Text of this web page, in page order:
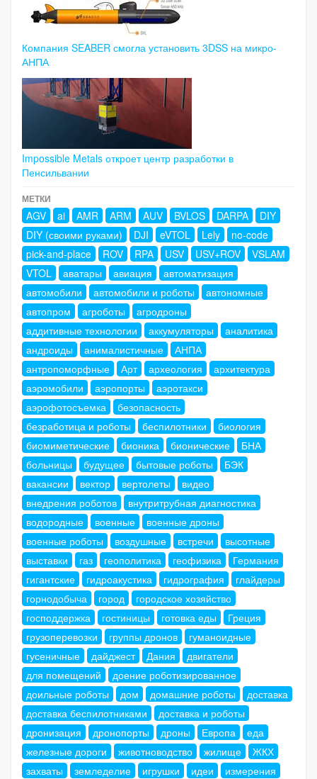
Компания SEABER смогла установить 3DSS на микро-
АНПА
Impossible Metals откроет центр разработки в
Пенсильвании
МЕТКИ
AGV ai AMR ARM AUV BVLOS DARPA
DIY
DIY (своими руками)
DJI eVTOL Lely
no-code
pick-and-place
ROV RPA USV USV+ROV
VSLAM
VTOL
аватары авиация
автоматизация
автомобили
автомобили и роботы
автономные
автопром
агроботы
агродроны
аддитивные технологии
аккумуляторы
аналитика
андроиды
анималистичные
АНПА
антропоморфные
Арт археология
архитектура
аэромобили
аэропорты
аэротакси
аэрофотосъемка
безопасность
безработица и роботы
беспилотники
биология
биомиметические
бионика бионические
БНА
больницы
будущее бытовые роботы
БЭК
вакансии
вектор вертолеты
видео
внедрения роботов
внутритрубная диагностика
водородные
военные
военные дроны
военные роботы
воздушные встречи
высотные
выставки
газ геополитика геофизика
Германия
гигантские
гидроакустика гидрография
глайдеры
горнодобыча
город
городское хозяйство
господдержка
гостиницы готовка еды
Греция
грузоперевозки
группы дронов
гуманоидные
гусеничные
дайджест Дания
двигатели
для помещений
доение роботизированное
доильные роботы
дом домашние роботы
доставка
доставка беспилотниками
доставка и роботы
дронизация
дронопорты дроны Европа
еда
железные дороги
животноводство жилище
ЖКХ
захваты
земледелие игрушки идеи
измерения